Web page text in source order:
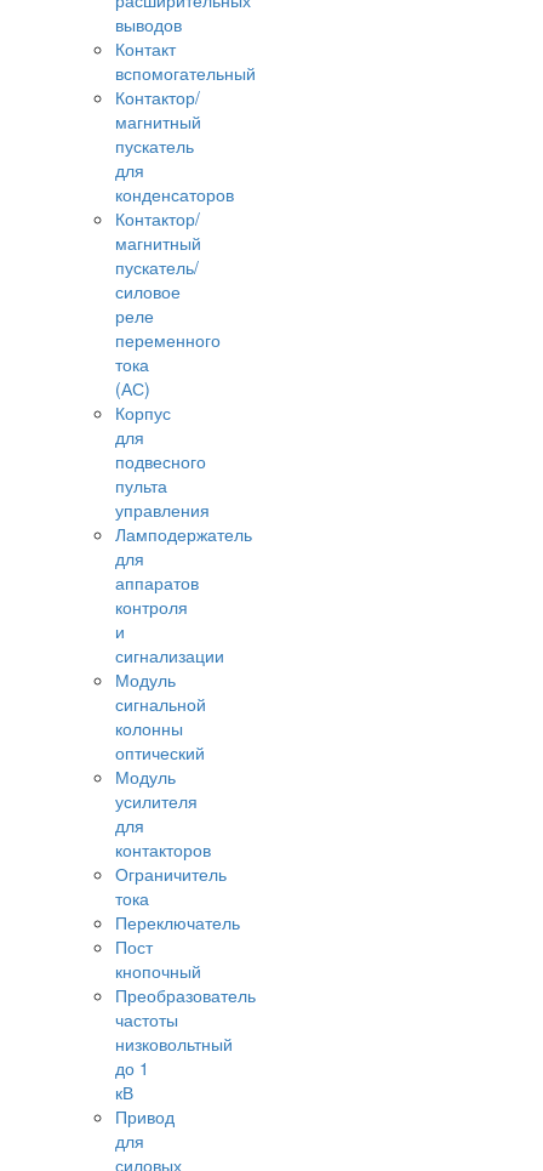
выводов
Контакт
вспомогательный
Контактор/
магнитный
пускатель
для
конденсаторов
Контактор/
магнитный
пускатель/
силовое
реле
переменного
тока
(АС)
Корпус
для
подвесного
пульта
управления
Ламподержатель
для
аппаратов
контроля
и
сигнализации
Модуль
сигнальной
колонны
оптический
Модуль
усилителя
для
контакторов
Ограничитель
тока
Переключатель
Пост
кнопочный
Преобразователь
частоты
низковольтный
до 1
кВ
Привод
для
силовых